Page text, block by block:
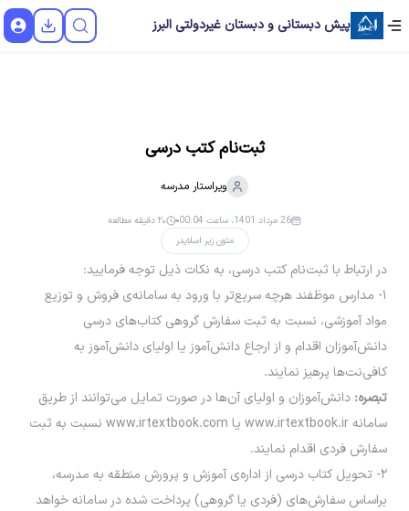
پیش دبستانی و دبستان غیردولتی البرز
ثبت‌نام کتب درسی
ویراستار مدرسه
متون زیر اسلایدر
26 مرداد 1401، ساعت 00:04 ۲۰ دقیقه مطالعه
در ارتباط با ثبت‌نام کتب درسی، به نکات ذیل توجه فرمایید:
۱- مدارس موظفند هرچه سریع‌تر با ورود به سامانه‌ی فروش و توزیع
مواد آموزشی، نسبت به ثبت سفارش گروهی کتاب‌های درسی
دانش‌آموزان اقدام و از ارجاع دانش‌آموز یا اولیای دانش‌آموز به
کافی‌نت‌ها پرهیز نمایند.
تبصره: دانش‌آموزان و اولیای آن‌ها در صورت تمایل می‌توانند از طریق
سامانه www.irtextbook.ir یا www.irtextbook.com نسبت به ثبت
سفارش فردی اقدام نمایند.
۲- تحویل کتاب درسی از اداره‌ی آموزش و پرورش منطقه به مدرسه،
براساس سفارش‌های (فردی یا گروهی) پرداخت شده در سامانه خواهد